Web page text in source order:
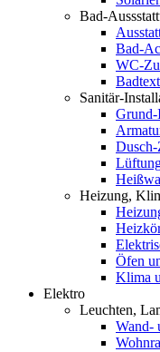
Bad-
Bad-
WC-
Sanitär-
Grund-
Heizung,
Öfen
Klima
Elektro
Leuchten,
Wand-